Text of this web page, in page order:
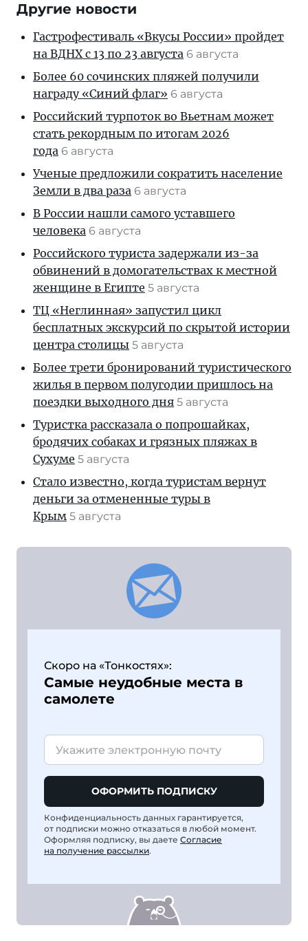
Другие новости
Гастрофестиваль «Вкусы России» пройдет
на ВДНХ с 13 по 23 августа 6 августа
Более 60 сочинских пляжей получили
награду «Синий флаг» 6 августа
Российский турпоток во Вьетнам может
стать рекордным по итогам 2026
года 6 августа
Ученые предложили сократить население
Земли в два раза 6 августа
В России нашли самого уставшего
человека 6 августа
Российского туриста задержали из-за
обвинений в домогательствах к местной
женщине в Египте 5 августа
ТЦ «Неглинная» запустил цикл
бесплатных экскурсий по скрытой истории
центра столицы 5 августа
Более трети бронирований туристического
жилья в первом полугодии пришлось на
поездки выходного дня 5 августа
Туристка рассказала о попрошайках,
бродячих собаках и грязных пляжах в
Сухуме 5 августа
Стало известно, когда туристам вернут
деньги за отмененные туры в
Крым 5 августа
Скоро на «Тонкостях»:
Самые неудобные места в
самолете
ОФОРМИТЬ ПОДПИСКУ
Конфиденциальность данных гарантируется,
от подписки можно отказаться в любой момент.
Оформляя подписку, вы даете Согласие
на получение рассылки.